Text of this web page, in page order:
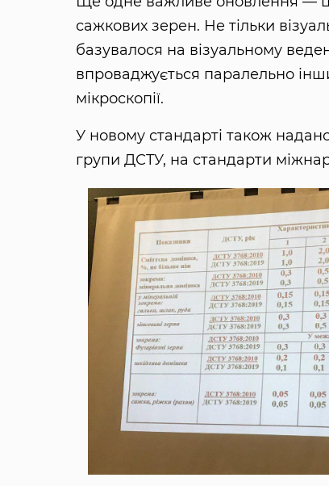
сажкових зерен. Не тільки
базувалося на візуальному
впроваджується паралельно
мікроскопії.
У новому стандарті також
групи ДСТУ, на стандарти